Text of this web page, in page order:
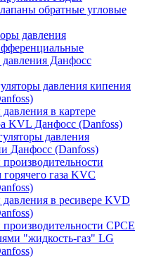
обратные угловые
давления
давления Данфосс
давления кипения
в картере
KVL Данфосс (Danfoss)
давления
Данфосс (Danfoss)
производительности
газа KVC
давления в ресивере KVD
производительности CPCE
"жидкость-газ" LG